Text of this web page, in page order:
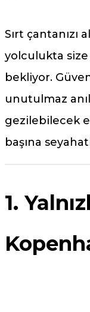
Sırt çantanızı
yolculukta
bekliyor.
unutulmaz
gezilebilecek
başına
1.